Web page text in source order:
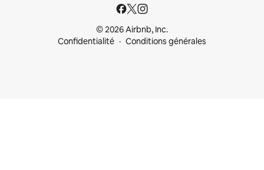
© 2026 Airbnb, Inc.
Confidentialité
Conditions générales